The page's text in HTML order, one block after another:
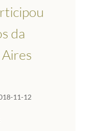
da
11-12